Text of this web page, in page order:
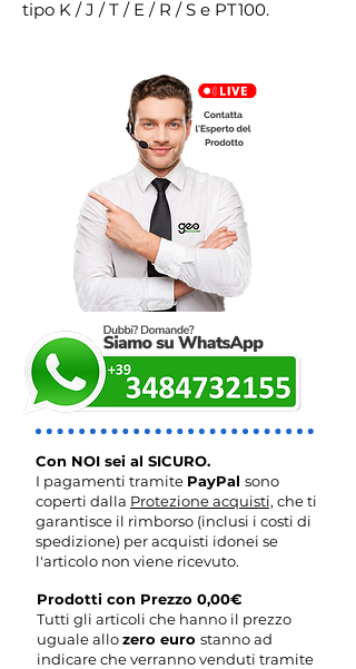
tipo K / J / T / E / R / S e PT100.
Con NOI sei al SICURO.
I pagamenti tramite PayPal sono
coperti dalla Protezione acquisti, che ti
garantisce il rimborso (inclusi i costi di
spedizione) per acquisti idonei se
l'articolo non viene ricevuto.
Prodotti con Prezzo 0,00€
Tutti gli articoli che hanno il prezzo
uguale allozero euro stanno ad
indicare che verranno venduti tramite